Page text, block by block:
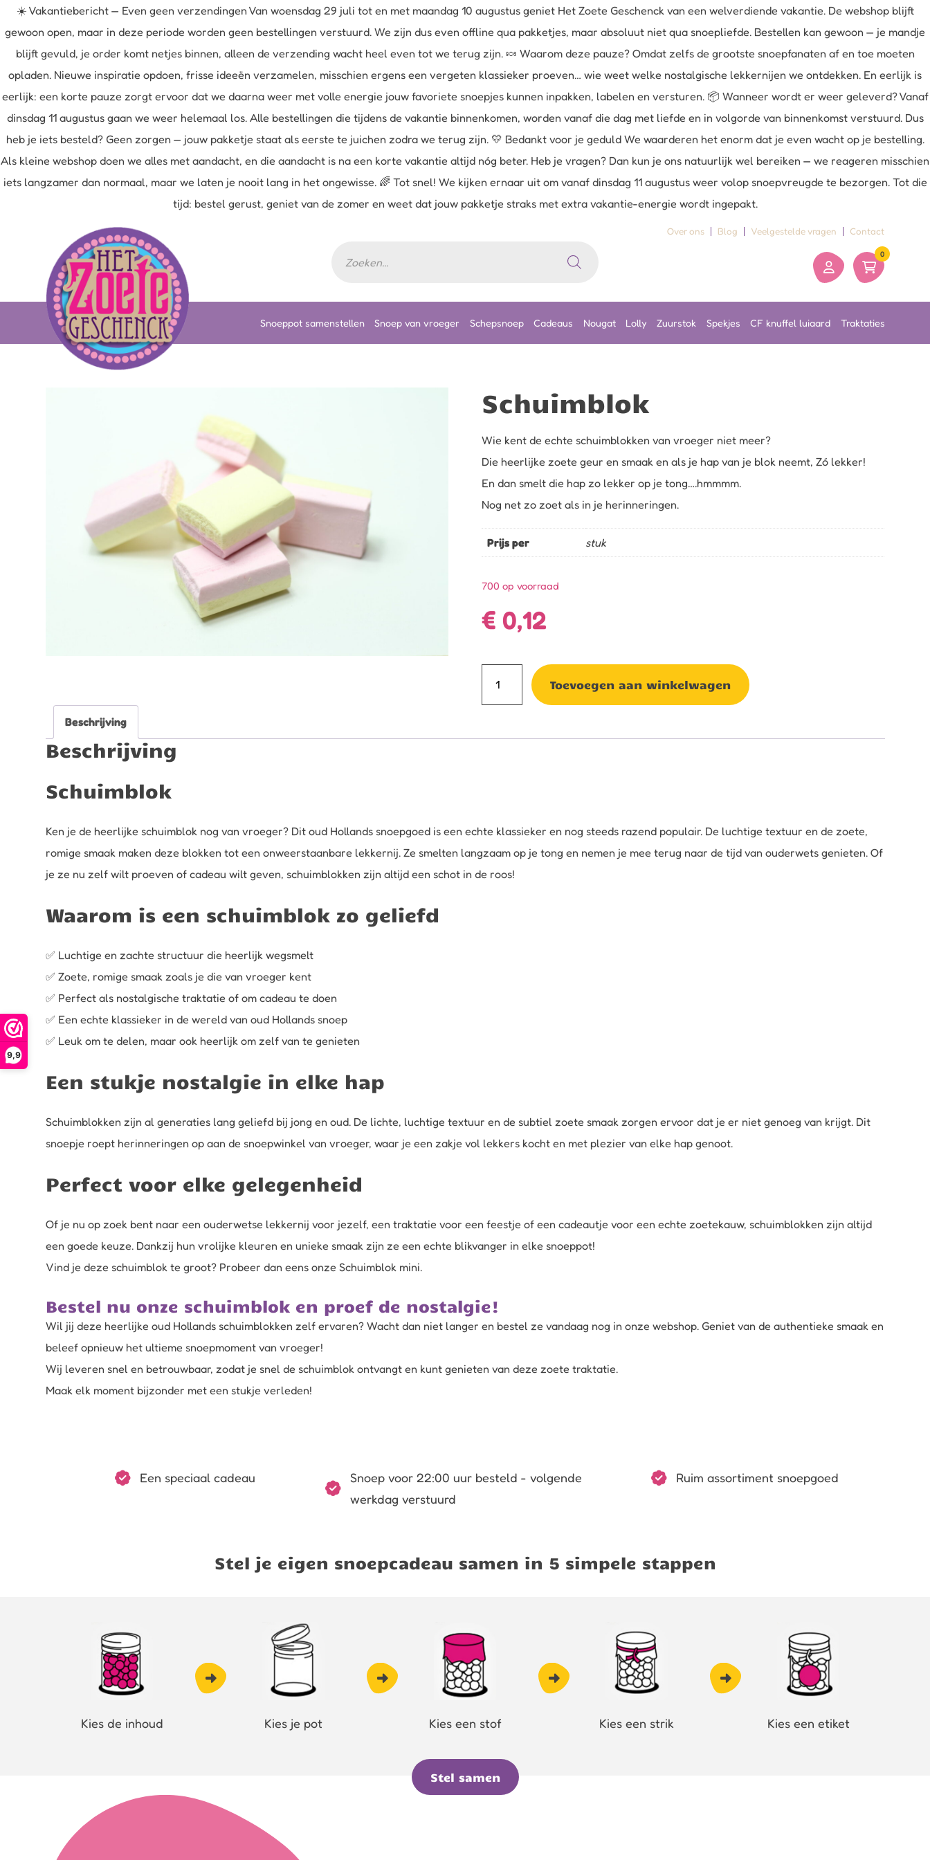
9,9
☀️ Vakantiebericht — Even geen verzendingen Van woensdag 29 juli tot en met maandag 10 augustus geniet Het Zoete Geschenck van een welverdiende vakantie. De webshop blijft
gewoon open, maar in deze periode worden geen bestellingen verstuurd. We zijn dus even offline qua pakketjes, maar absoluut niet qua snoepliefde. Bestellen kan gewoon — je mandje
blijft gevuld, je order komt netjes binnen, alleen de verzending wacht heel even tot we terug zijn. 🍬 Waarom deze pauze? Omdat zelfs de grootste snoepfanaten af en toe moeten
opladen. Nieuwe inspiratie opdoen, frisse ideeën verzamelen, misschien ergens een vergeten klassieker proeven… wie weet welke nostalgische lekkernijen we ontdekken. En eerlijk is
eerlijk: een korte pauze zorgt ervoor dat we daarna weer met volle energie jouw favoriete snoepjes kunnen inpakken, labelen en versturen. 📦 Wanneer wordt er weer geleverd? Vanaf
dinsdag 11 augustus gaan we weer helemaal los. Alle bestellingen die tijdens de vakantie binnenkomen, worden vanaf die dag met liefde en in volgorde van binnenkomst verstuurd. Dus
heb je iets besteld? Geen zorgen — jouw pakketje staat als eerste te juichen zodra we terug zijn. 💛 Bedankt voor je geduld We waarderen het enorm dat je even wacht op je bestelling.
Als kleine webshop doen we alles met aandacht, en die aandacht is na een korte vakantie altijd nóg beter. Heb je vragen? Dan kun je ons natuurlijk wel bereiken — we reageren misschien
iets langzamer dan normaal, maar we laten je nooit lang in het ongewisse. 🌈 Tot snel! We kijken ernaar uit om vanaf dinsdag 11 augustus weer volop snoepvreugde te bezorgen. Tot die
tijd: bestel gerust, geniet van de zomer en weet dat jouw pakketje straks met extra vakantie-energie wordt ingepakt.
zoeken
Over ons Blog Veelgestelde vragen Contact
0
Snoeppot samenstellen Snoep van vroeger Schepsnoep Cadeaus Nougat Lolly Zuurstok Spekjes CF knuffel luiaard Traktaties
€ 0,12
Wie kent de echte schuimblokken van vroeger niet meer?
Die heerlijke zoete geur en smaak en als je hap van je blok neemt, Zó lekker!
En dan smelt die hap zo lekker op je tong….hmmmm.
Nog net zo zoet als in je herinneringen.
700 op voorraad
Toevoegen aan winkelwagen
Prijs per stuk
Schuimblok
Beschrijving
Beschrijving
Schuimblok
Ken je de heerlijke schuimblok nog van vroeger? Dit oud Hollands snoepgoed is een echte klassieker en nog steeds razend populair. De luchtige textuur en de zoete,
romige smaak maken deze blokken tot een onweerstaanbare lekkernij. Ze smelten langzaam op je tong en nemen je mee terug naar de tijd van ouderwets genieten. Of
je ze nu zelf wilt proeven of cadeau wilt geven, schuimblokken zijn altijd een schot in de roos!
Waarom is een schuimblok zo geliefd
✅ Luchtige en zachte structuur die heerlijk wegsmelt
✅ Zoete, romige smaak zoals je die van vroeger kent
✅ Perfect als nostalgische traktatie of om cadeau te doen
✅ Een echte klassieker in de wereld van oud Hollands snoep
✅ Leuk om te delen, maar ook heerlijk om zelf van te genieten
Een stukje nostalgie in elke hap
Schuimblokken zijn al generaties lang geliefd bij jong en oud. De lichte, luchtige textuur en de subtiel zoete smaak zorgen ervoor dat je er niet genoeg van krijgt. Dit
snoepje roept herinneringen op aan de snoepwinkel van vroeger, waar je een zakje vol lekkers kocht en met plezier van elke hap genoot.
Perfect voor elke gelegenheid
Of je nu op zoek bent naar een ouderwetse lekkernij voor jezelf, een traktatie voor een feestje of een cadeautje voor een echte zoetekauw, schuimblokken zijn altijd
een goede keuze. Dankzij hun vrolijke kleuren en unieke smaak zijn ze een echte blikvanger in elke snoeppot!
Vind je deze schuimblok te groot? Probeer dan eens onze Schuimblok mini.
Bestel nu onze schuimblok en proef de nostalgie!
Wil jij deze heerlijke oud Hollands schuimblokken zelf ervaren? Wacht dan niet langer en bestel ze vandaag nog in onze webshop. Geniet van de authentieke smaak en
beleef opnieuw het ultieme snoepmoment van vroeger!
Wij leveren snel en betrouwbaar, zodat je snel de schuimblok ontvangt en kunt genieten van deze zoete traktatie.
Maak elk moment bijzonder met een stukje verleden!
Een speciaal cadeau
Snoep voor 22:00 uur besteld - volgende
werkdag verstuurd
Ruim assortiment snoepgoed
Stel je eigen snoepcadeau samen in 5 simpele stappen
Kies de inhoud Kies je pot Kies een stof Kies een strik Kies een etiket
Stel samen